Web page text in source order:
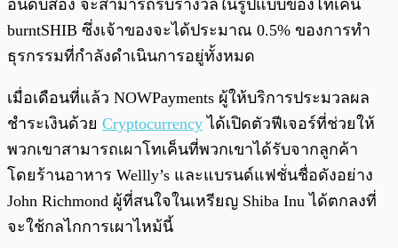
อันดับสอง จะสามารถรับรางวัลในรูปแบบของโทเค็น
burntSHIB ซึ่งเจ้าของจะได้ประมาณ 0.5% ของการทำ
ธุรกรรมที่กำลังดำเนินการอยู่ทั้งหมด
เมื่อเดือนที่แล้ว NOWPayments ผู้ให้บริการประมวลผล
ชำระเงินด้วย Cryptocurrency ได้เปิดตัวฟีเจอร์ที่ช่วยให้
พวกเขาสามารถเผาโทเค็นที่พวกเขาได้รับจากลูกค้า
โดยร้านอาหาร Wellly’s และแบรนด์แฟชั่นชื่อดังอย่าง
John Richmond ผู้ที่สนใจในเหรียญ Shiba Inu ได้ตกลงที่
จะใช้กลไกการเผาไหม้นี้